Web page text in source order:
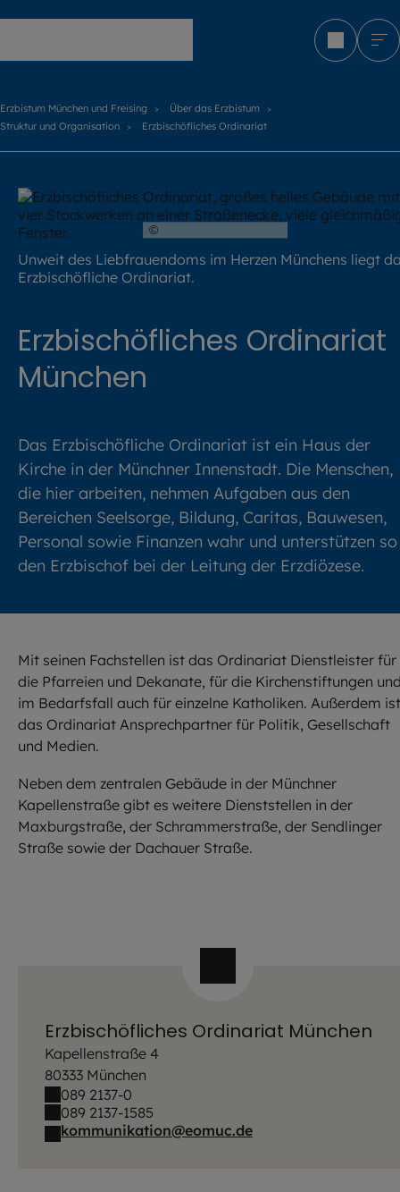
Erzbistum München und Freising
Über das Erzbistum
Struktur und Organisation
Erzbischöfliches Ordinariat
©
Unweit des Liebfrauendoms im Herzen Münchens liegt
Erzbischöfliche Ordinariat.
Erzbischöfliches Ordinariat
München
Das Erzbischöfliche Ordinariat ist ein Haus der
Kirche in der Münchner Innenstadt. Die Menschen,
die hier arbeiten, nehmen Aufgaben aus den
Bereichen Seelsorge, Bildung, Caritas, Bauwesen,
Personal sowie Finanzen wahr und unterstützen so
den Erzbischof bei der Leitung der Erzdiözese.
Mit seinen Fachstellen ist das Ordinariat Dienstleister für
die Pfarreien und Dekanate, für die Kirchenstiftungen
im Bedarfsfall auch für einzelne Katholiken. Außerdem ist
das Ordinariat Ansprechpartner für Politik, Gesellschaft
und Medien.
Neben dem zentralen Gebäude in der Münchner
Kapellenstraße gibt es weitere Dienststellen in der
Maxburgstraße, der Schrammerstraße, der Sendlinger
Straße sowie der Dachauer Straße.
Erzbischöfliches Ordinariat München
Kapellenstraße 4
80333 München
089 2137-0
089 2137-1585
kommunikation@eomuc.de